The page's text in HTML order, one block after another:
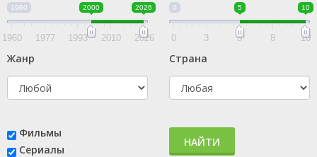
1960 2000 2026
1960 1977 1993 2010 2026
0 5 10
0 3 5 8 10
Жанр Страна
Фильмы
Сериалы
НАЙТИ